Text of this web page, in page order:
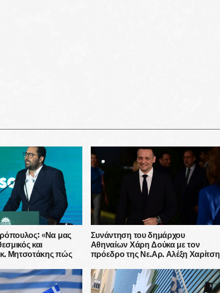
«Να μας
και
κ. Μητσοτάκης πώς
μια κομματική
Συνάντηση του δημάρχου
Αθηναίων Χάρη Δούκα με τον
πρόεδρο της Νε.Αρ. Αλέξη Χαρίτση